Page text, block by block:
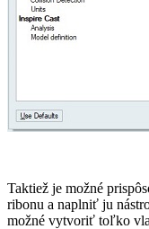
Taktiež je možné
ribonu a naplniť ju
možné vytvoriť toľko